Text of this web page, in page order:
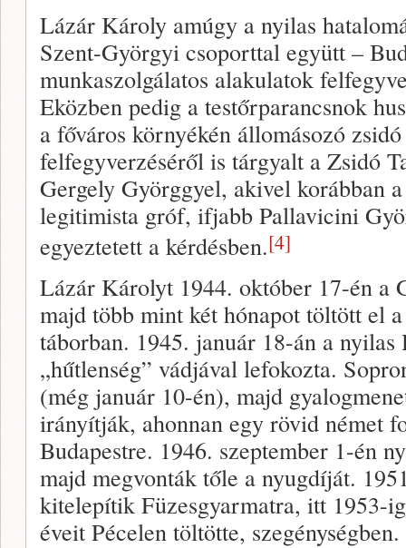
Lázár Károly amúgy a nyilas
Szent-Györgyi csoporttal együtt –
munkaszolgálatos alakulatok
Eközben pedig a testőrparancsnok
a főváros környékén állomásozó
felfegyverzéséről is tárgyalt a Zsidó
Gergely Györggyel, akivel korábban
legitimista gróf, ifjabb Pallavicini
egyeztetett a kérdésben.[4]
Lázár Károlyt 1944. október 17-én a
majd több mint két hónapot töltött el
táborban. 1945. január 18-án a
„hűtlenség” vádjával lefokozta.
(még január 10-én), majd
irányítják, ahonnan egy rövid német
Budapestre. 1946. szeptember 1-én
majd megvonták tőle a nyugdíját.
kitelepítik Füzesgyarmatra, itt 1953-
éveit Pécelen töltötte, szegénységben.